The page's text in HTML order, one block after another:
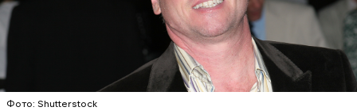
Фото: Shutterstock